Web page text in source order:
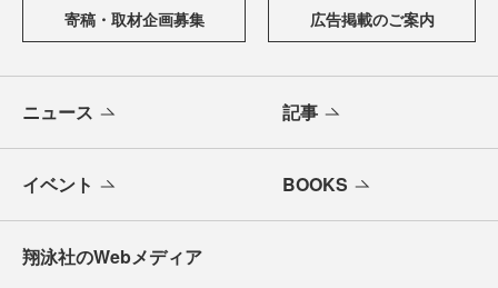
寄稿・取材企画募集 広告掲載のご案内
ニュース 記事
イベント BOOKS
翔泳社のWebメディア